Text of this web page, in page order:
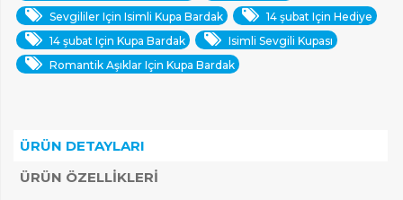
Sevgililer Için Isimli Kupa Bardak
14 şubat Için Hediye
14 şubat Için Kupa Bardak
Isimli Sevgili Kupası
Romantik Aşıklar Için Kupa Bardak
ÜRÜN DETAYLARI
ÜRÜN ÖZELLIKLERI